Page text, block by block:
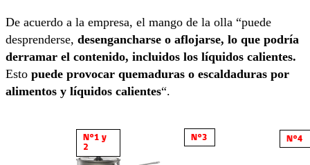
De acuerdo a la empresa, el mango de la olla “puede
desprenderse, desengancharse o aflojarse, lo que podría
derramar el contenido, incluidos los líquidos calientes.
Esto puede provocar quemaduras o escaldaduras por
alimentos y líquidos calientes“.